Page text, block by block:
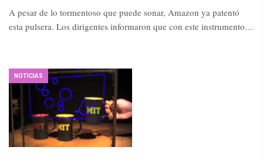
A pesar de lo tormentoso que puede sonar, Amazon ya patentó
esta pulsera. Los dirigentes informaron que con este instrumento…
NOTICIAS